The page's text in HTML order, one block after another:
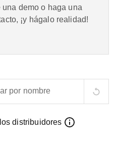
demo o haga una
¡y hágalo realidad!
por nombre
distribuidores